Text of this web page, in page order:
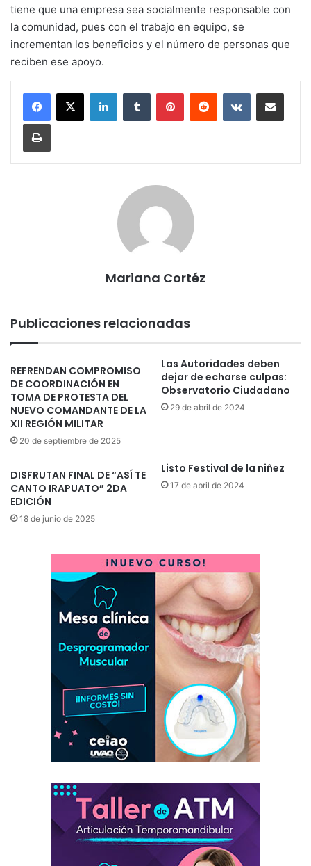
tiene que una empresa sea socialmente responsable con
la comunidad, pues con el trabajo en equipo, se
incrementan los beneficios y el número de personas que
reciben ese apoyo.
LinkedInTumblr PinterestReddit VKontakteCompartir por
Imprimir
Mariana Cortéz
Publicaciones relacionadas
REFRENDAN COMPROMISO
DE COORDINACIÓN EN
TOMA DE PROTESTA DEL
NUEVO COMANDANTE DE LA
XII REGIÓN MILITAR
20 de septiembre de 2025
Las Autoridades deben
dejar de echarse culpas:
Observatorio Ciudadano
29 de abril de 2024
DISFRUTAN FINAL DE “ASÍ TE
CANTO IRAPUATO” 2DA
EDICIÓN
18 de junio de 2025
Listo Festival de la niñez
17 de abril de 2024